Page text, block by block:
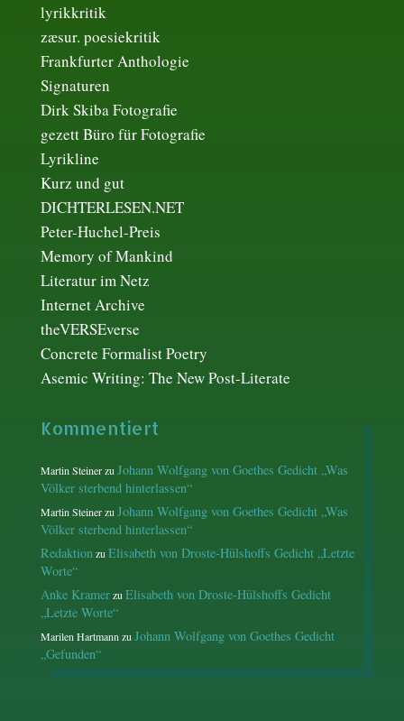
lyrikkritik
zæsur. poesiekritik
Frankfurter Anthologie
Signaturen
Dirk Skiba Fotografie
gezett Büro für Fotografie
Lyrikline
Kurz und gut
DICHTERLESEN.NET
Peter-Huchel-Preis
Memory of Mankind
Literatur im Netz
Internet Archive
theVERSEverse
Concrete Formalist Poetry
Asemic Writing: The New Post-Literate
Kommentiert
Martin SteinerzuJohann Wolfgang von Goethes Gedicht „Was
Völker sterbend hinterlassen“
Martin SteinerzuJohann Wolfgang von Goethes Gedicht „Was
Völker sterbend hinterlassen“
RedaktionzuElisabeth von Droste-Hülshoffs Gedicht „Letzte
Worte“
Anke KramerzuElisabeth von Droste-Hülshoffs Gedicht
„Letzte Worte“
Marilen HartmannzuJohann Wolfgang von Goethes Gedicht
„Gefunden“